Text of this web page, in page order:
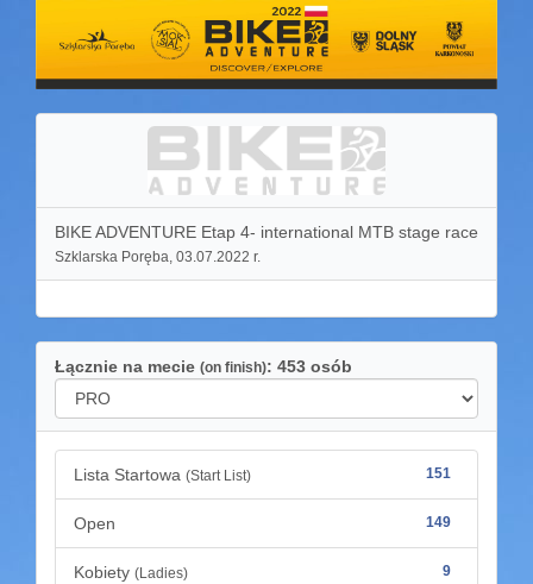
BIKE ADVENTURE Etap 4- international MTB stage race
Szklarska Poręba, 03.07.2022 r.
Łącznie na mecie (on finish): 453 osób
Lista Startowa (Start List) 151
Open 149
Kobiety (Ladies) 9